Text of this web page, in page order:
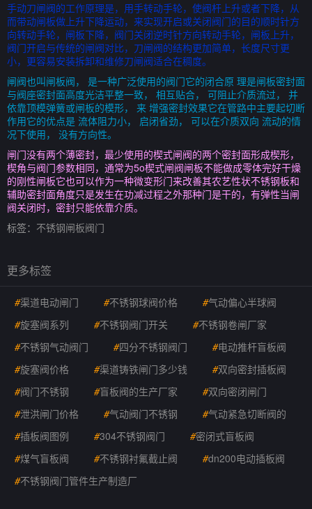
手动刀闸阀的工作原理是，用手转动手轮，使阀杆上升或者下降，从
而带动闸板做上升下降运动，来实现开启或关闭阀门的目的顺时针方
向转动手轮，闸板下降，阀门关闭逆时针方向转动手轮，闸板上升，
阀门开启与传统的闸阀对比，刀闸阀的结构更加简单，长度尺寸更
小，更容易安装拆卸和维修刀闸阀适合在稠度。
闸阀也叫闸板阀， 是一种广泛使用的阀门它的闭合原 理是闸板密封面
与阀座密封面高度光洁平整一致， 相互贴合， 可阻止介质流过， 并
依靠顶模弹簧或闸板的模形， 来 增强密封效果它在管路中主要起切断
作用它的优点是 流体阻力小， 启闭省劲， 可以在介质双向 流动的情
况下使用， 没有方向性。
闸门没有两个薄密封，最少使用的楔式闸阀的两个密封面形成楔形，
楔角与阀门参数相同，通常为5o楔式闸阀闸板不能做成零体完好干燥
的刚性闸板它也可以作为一种微变形门来改善其农艺性状不锈钢板和
辅助密封面角度只是发生在功减过程之外那种门是干的，有弹性当闸
阀关闭时，密封只能依靠介质。
标签： 不锈钢闸板阀门
更多标签
#渠道电动闸门 #不锈钢球阀价格 #气动偏心半球阀
#旋塞阀系列 #不锈钢阀门开关 #不锈钢卷闸厂家
#不锈钢气动阀门 #四分不锈钢阀门 #电动推杆盲板阀
#旋塞阀价格 #渠道铸铁闸门多少钱 #双向密封插板阀
#阀门不锈钢 #盲板阀的生产厂家 #双向密闭闸门
#泄洪闸门价格 #气动阀门不锈钢 #气动紧急切断阀的
#插板阀图例 #304不锈钢阀门 #密闭式盲板阀
#煤气盲板阀 #不锈钢衬氟截止阀 #dn200电动插板阀
#不锈钢阀门管件生产制造厂